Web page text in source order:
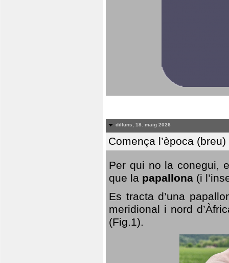
dilluns, 18. maig 2026
Comença l’època
Per qui no la conegui,
que la papallona (i
Es tracta d’una
meridional i nord
(Fig.1).